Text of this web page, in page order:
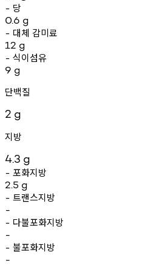
- 당
0.6 g
- 대체 감미료
12 g
- 식이섬유
9 g
단백질
2 g
지방
4.3 g
- 포화지방
2.5 g
- 트랜스지방
-
- 다불포화지방
-
- 불포화지방
-